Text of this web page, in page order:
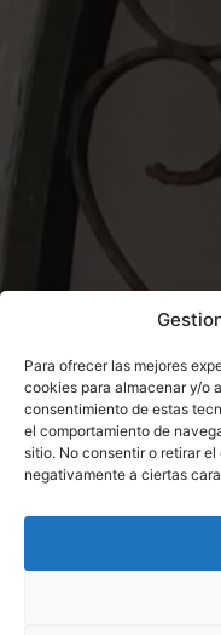
Para ofrecer las mejores
cookies para almacenar y/o
consentimiento de estas
el comportamiento de
sitio. No consentir o retirar
negativamente a ciertas